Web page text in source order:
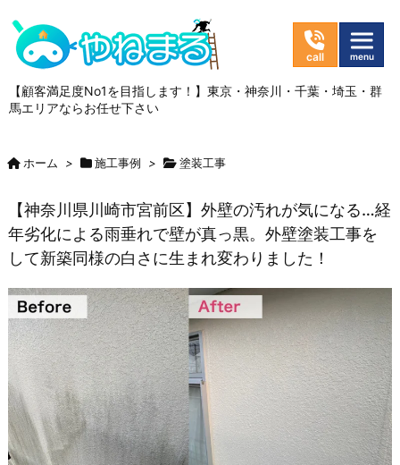
【顧客満足度No1を目指します！】東京・神奈川・千葉・埼玉・群
馬エリアならお任せ下さい
ホーム > 施工事例 > 塗装工事
【神奈川県川崎市宮前区】外壁の汚れが気になる…経
年劣化による雨垂れで壁が真っ黒。外壁塗装工事を
して新築同様の白さに生まれ変わりました！